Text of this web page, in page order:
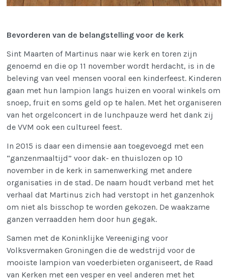
Bevorderen van de belangstelling voor de kerk
Sint Maarten of Martinus naar wie kerk en toren zijn
genoemd en die op 11 november wordt herdacht, is in de
beleving van veel mensen vooral een kinderfeest. Kinderen
gaan met hun lampion langs huizen en vooral winkels om
snoep, fruit en soms geld op te halen. Met het organiseren
van het orgelconcert in de lunchpauze werd het dank zij
de VVM ook een cultureel feest.
In 2015 is daar een dimensie aan toegevoegd met een
“ganzenmaaltijd” voor dak- en thuislozen op 10
november in de kerk in samenwerking met andere
organisaties in de stad. De naam houdt verband met het
verhaal dat Martinus zich had verstopt in het ganzenhok
om niet als bisschop te worden gekozen. De waakzame
ganzen verraadden hem door hun gegak.
Samen met de Koninklijke Vereeniging voor
Volksvermaken Groningen die de wedstrijd voor de
mooiste lampion van voederbieten organiseert, de Raad
van Kerken met een vesper en veel anderen met het